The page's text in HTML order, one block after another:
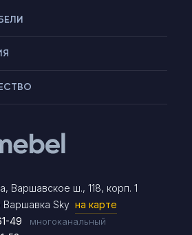
Варшавское ш., 118, корп. 1
Варшавка Sky на карте
49
многоканальный